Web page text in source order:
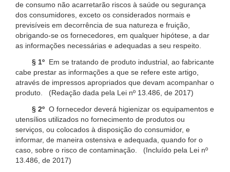
de consumo não acarretarão riscos à saúde ou segurança
dos consumidores, exceto os considerados normais e
previsíveis em decorrência de sua natureza e fruição,
obrigando-se os fornecedores, em qualquer hipótese, a dar
as informações necessárias e adequadas a seu respeito.
§ 1º Em se tratando de produto industrial, ao fabricante
cabe prestar as informações a que se refere este artigo,
através de impressos apropriados que devam acompanhar o
produto. (Redação dada pela Lei nº 13.486, de 2017)
§ 2º O fornecedor deverá higienizar os equipamentos e
utensílios utilizados no fornecimento de produtos ou
serviços, ou colocados à disposição do consumidor, e
informar, de maneira ostensiva e adequada, quando for o
caso, sobre o risco de contaminação. (Incluído pela Lei nº
13.486, de 2017)